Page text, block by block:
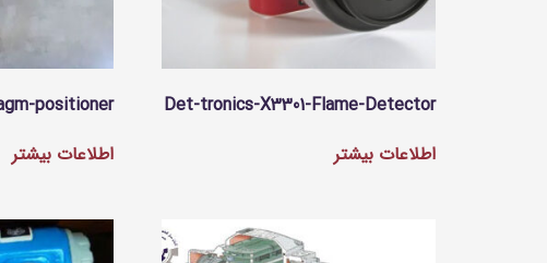
Det-tronics-X3301-Flame-Detector
اطلاعات بیشتر
positioner
اطلاعات بیشتر